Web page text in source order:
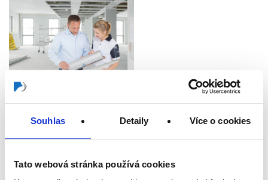
Souhlas Detaily Více o cookies
Tato webová stránka používá cookies
výhody a benefity jsou prvotřídní.
Kdo k nám nastoupí, rychle si všimne, čím je STORCH